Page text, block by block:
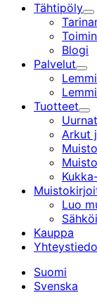
Tähtipöly
Blogi
Palvelut
Tuotteet
Uurnat
Arkut
Luo
Kauppa
Suomi
Svenska